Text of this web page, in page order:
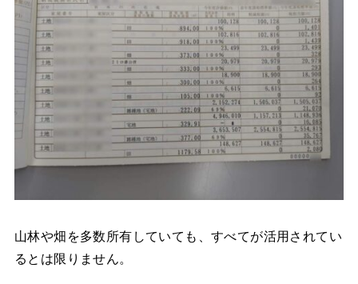
山林や畑を多数所有していても、すべてが活用されてい
るとは限りません。